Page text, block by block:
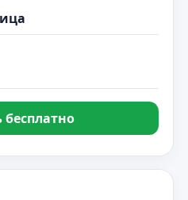
бесплатно